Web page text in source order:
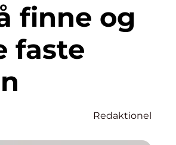
finne og
faste
Redaktionel